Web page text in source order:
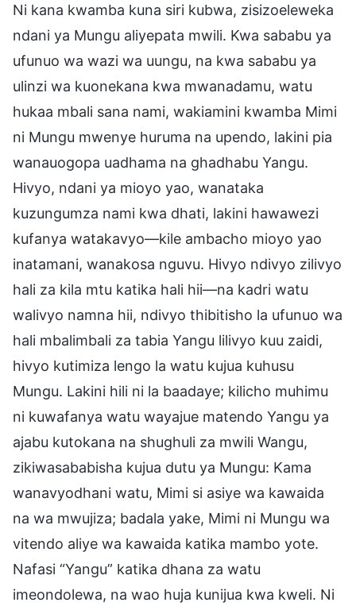
Ni kana kwamba kuna siri kubwa, zisizoeleweka
ndani ya Mungu aliyepata mwili. Kwa sababu ya
ufunuo wa wazi wa uungu, na kwa sababu ya
ulinzi wa kuonekana kwa mwanadamu, watu
hukaa mbali sana nami, wakiamini kwamba Mimi
ni Mungu mwenye huruma na upendo, lakini pia
wanauogopa uadhama na ghadhabu Yangu.
Hivyo, ndani ya mioyo yao, wanataka
kuzungumza nami kwa dhati, lakini hawawezi
kufanya watakavyo—kile ambacho mioyo yao
inatamani, wanakosa nguvu. Hivyo ndivyo zilivyo
hali za kila mtu katika hali hii—na kadri watu
walivyo namna hii, ndivyo thibitisho la ufunuo wa
hali mbalimbali za tabia Yangu lilivyo kuu zaidi,
hivyo kutimiza lengo la watu kujua kuhusu
Mungu. Lakini hili ni la baadaye; kilicho muhimu
ni kuwafanya watu wayajue matendo Yangu ya
ajabu kutokana na shughuli za mwili Wangu,
zikiwasababisha kujua dutu ya Mungu: Kama
wanavyodhani watu, Mimi si asiye wa kawaida
na wa mwujiza; badala yake, Mimi ni Mungu wa
vitendo aliye wa kawaida katika mambo yote.
Nafasi “Yangu” katika dhana za watu
imeondolewa, na wao huja kunijua kwa kweli. Ni